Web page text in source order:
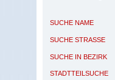
SUCHE NAME
SUCHE STRASSE
SUCHE IN BEZIRK
STADTTEILSUCHE